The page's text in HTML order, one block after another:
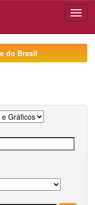
do Brasil